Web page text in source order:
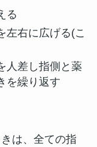
る
左右に広げる(こ
人差し指側と薬
を繰り返す
は、全ての指